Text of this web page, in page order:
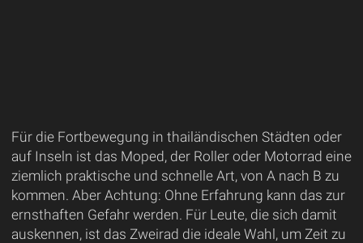
Für die Fortbewegung in thailändischen Städten oder
auf Inseln ist das Moped, der Roller oder Motorrad eine
ziemlich praktische und schnelle Art, von A nach B zu
kommen. Aber Achtung: Ohne Erfahrung kann das zur
ernsthaften Gefahr werden. Für Leute, die sich damit
auskennen, ist das Zweirad die ideale Wahl, um Zeit zu